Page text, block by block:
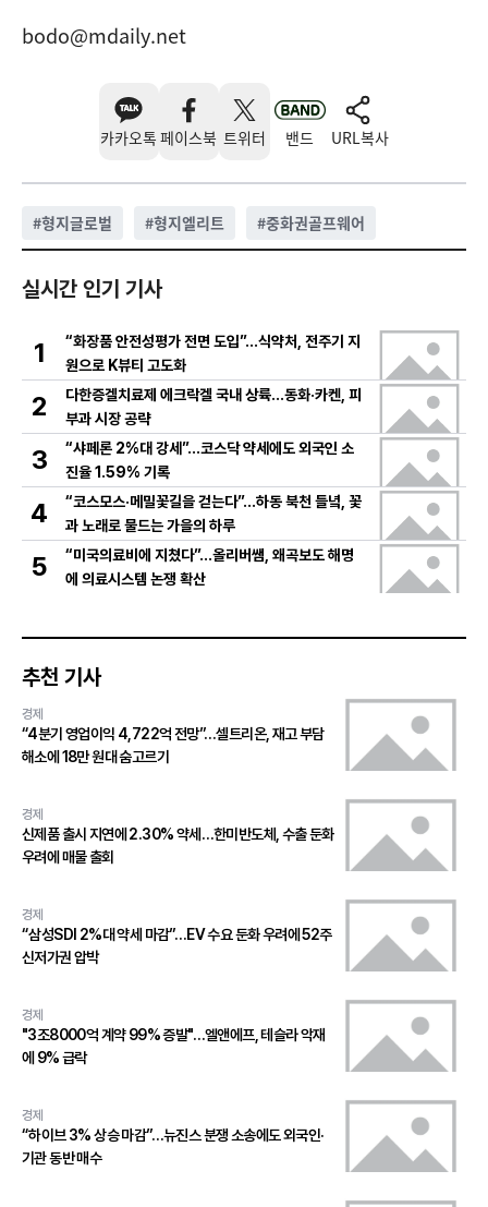
bodo@mdaily.net
카카오톡 페이스북 트위터 밴드 URL복사
#형지글로벌 #형지엘리트 #중화권골프웨어
실시간 인기 기사
1
“화장품 안전성평가 전면 도입”…식약처, 전주기 지
원으로 K뷰티 고도화
2
다한증겔치료제 에크락겔 국내 상륙…동화·카켄, 피
부과 시장 공략
3
“샤페론 2%대 강세”…코스닥 약세에도 외국인 소
진율 1.59% 기록
4
“코스모스·메밀꽃길을 걷는다”…하동 북천 들녘, 꽃
과 노래로 물드는 가을의 하루
5
“미국의료비에 지쳤다”…올리버쌤, 왜곡보도 해명
에 의료시스템 논쟁 확산
추천 기사
경제
“4분기 영업이익 4,722억 전망”…셀트리온, 재고 부담
해소에 18만 원대 숨고르기
경제
신제품 출시 지연에 2.30% 약세…한미반도체, 수출 둔화
우려에 매물 출회
경제
“삼성SDI 2%대 약세 마감”…EV 수요 둔화 우려에 52주
신저가권 압박
경제
"3조8000억 계약 99% 증발"…엘앤에프, 테슬라 악재
에 9% 급락
경제
“하이브 3% 상승 마감”…뉴진스 분쟁 소송에도 외국인·
기관 동반 매수